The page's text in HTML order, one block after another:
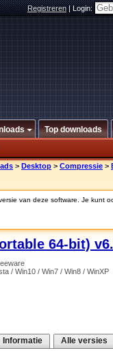
Registreren|Login:
Top downloads
> Desktop > Compressie >
van deze software. Je kunt
64-bit)
/ Win10 / Win7 / Win8 / WinXP
Informatie Alle versies